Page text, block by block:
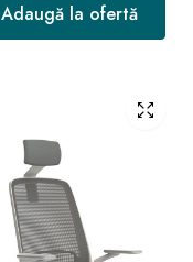
Adaugă la ofertă